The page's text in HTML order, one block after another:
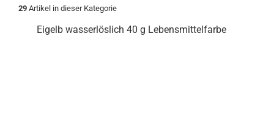
29 Artikel in dieser Kategorie
Eigelb wasserlöslich 40 g Lebensmittelfarbe